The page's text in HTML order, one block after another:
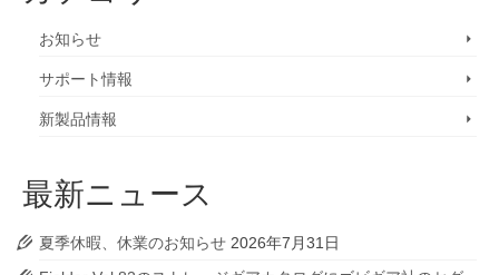
お知らせ
サポート情報
新製品情報
最新ニュース
夏季休暇、休業のお知らせ 2026年7月31日